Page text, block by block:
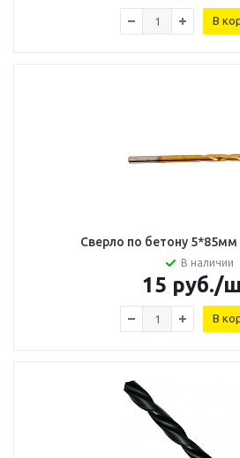
В
Сверло по бетону 5*85мм
В наличии
15 руб./
В